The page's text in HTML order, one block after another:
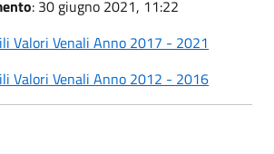
: 30 giugno 2021, 11:22
Valori Venali Anno 2017 - 2021
Valori Venali Anno 2012 - 2016